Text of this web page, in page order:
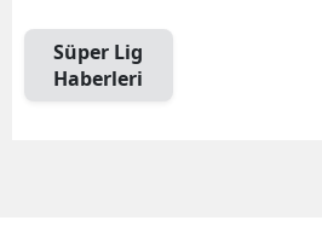
Süper Lig
Haberleri